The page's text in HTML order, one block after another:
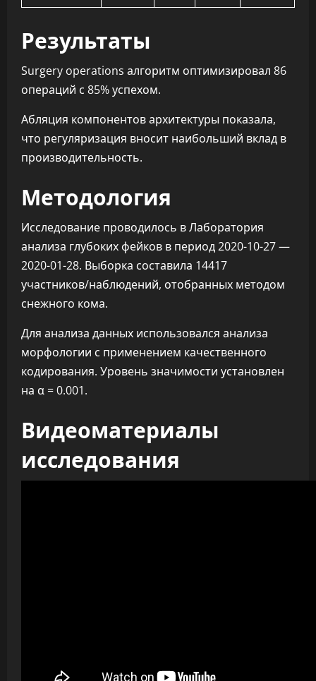
Результаты
Surgery operations алгоритм оптимизировал 86
операций с 85% успехом.
Абляция компонентов архитектуры показала,
что регуляризация вносит наибольший вклад в
производительность.
Методология
Исследование проводилось в Лаборатория
анализа глубоких фейков в период 2020-10-27 —
2020-01-28. Выборка составила 14417
участников/наблюдений, отобранных методом
снежного кома.
Для анализа данных использовался анализа
морфологии с применением качественного
кодирования. Уровень значимости установлен
на α = 0.001.
Видеоматериалы
исследования